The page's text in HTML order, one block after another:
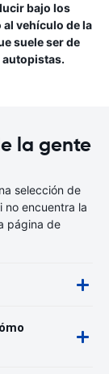
bajo los
al vehículo de la
suele ser de
autopistas.
la gente
selección de
no encuentra la
página de